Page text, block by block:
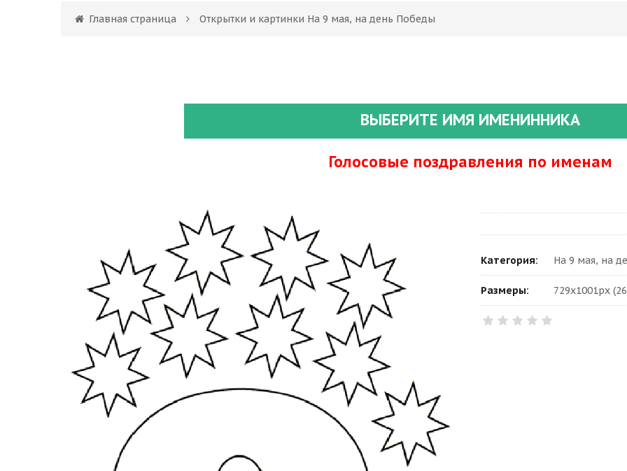
Главная страница Открытки и картинки На 9 мая, на день Победы
ВЫБЕРИТЕ ИМЯ ИМЕНИННИКА
Голосовые поздравления по именам
Категория: На 9 мая, на
Размеры: 729x1001px